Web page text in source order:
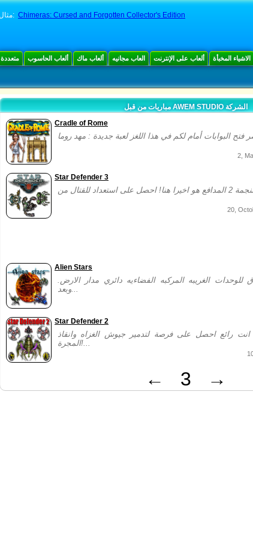
مثال: Chimeras: Cursed and Forgotten Collector's Edition
متعددة ألعاب الحاسوب ألعاب ماك العاب مجانيه ألعاب على الإنترنت الاشياء المخبأة
مباريات من قبل AWEM STUDIO الشركة
Cradle of Rome
2,
Star Defender 3
20,
Alien Stars
للوحدات الغريبه المركبه الفضاءيه دائري مدار الارض.
وبعد...
Star Defender 2
رائع احصل على فرصة لتدمير جيوش الغزاه وانقاذ
المجرة!...
← 3 →